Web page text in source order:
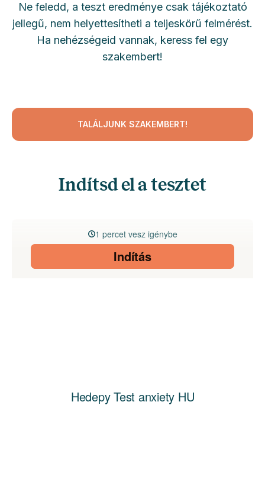
Ne feledd, a teszt eredménye csak tájékoztató
jellegű, nem helyettesítheti a teljeskörű felmérést.
Ha nehézségeid vannak, keress fel egy
szakembert!
TALÁLJUNK SZAKEMBERT!
Indítsd el a tesztet